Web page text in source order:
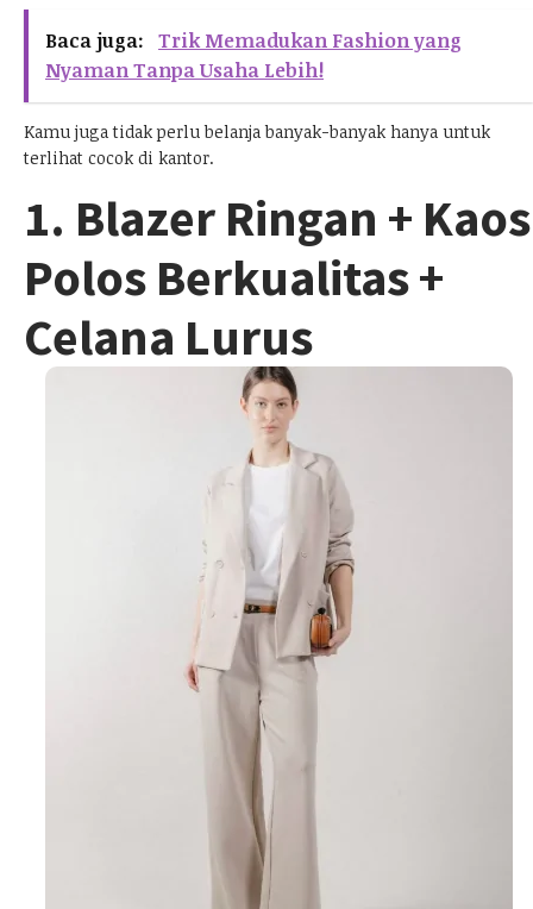
Baca juga: Trik Memadukan Fashion yang
Nyaman Tanpa Usaha Lebih!
Kamu juga tidak perlu belanja banyak-banyak hanya untuk
terlihat cocok di kantor.
1. Blazer Ringan + Kaos
Polos Berkualitas +
Celana Lurus